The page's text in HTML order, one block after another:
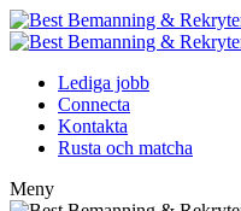
Lediga jobb
Connecta
Kontakta
Rusta och matcha
Meny